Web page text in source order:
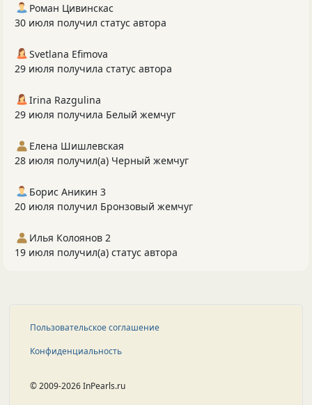
Роман Цивинскас
30 июля получил статус автора
Svetlana Efimova
29 июля получила статус автора
Irina Razgulina
29 июля получила Белый жемчуг
Елена Шишлевская
28 июля получил(а) Черный жемчуг
Борис Аникин 3
20 июля получил Бронзовый жемчуг
Илья Колоянов 2
19 июля получил(а) статус автора
Пользовательское соглашение
Конфиденциальность
© 2009-2026 InPearls.ru